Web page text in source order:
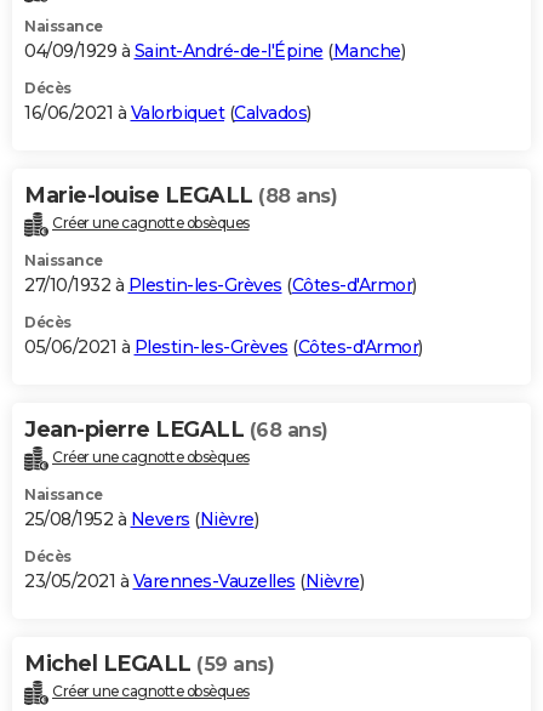
Naissance
04/09/1929 à Saint-André-de-l'Épine (Manche)
Décès
16/06/2021 à Valorbiquet(Calvados)
Marie-louise LEGALL (88 ans)
Créer une cagnotte obsèques
Naissance
27/10/1932 à Plestin-les-Grèves (Côtes-d'Armor)
Décès
05/06/2021 à Plestin-les-Grèves (Côtes-d'Armor)
Jean-pierre LEGALL (68 ans)
Créer une cagnotte obsèques
Naissance
25/08/1952 à Nevers (Nièvre)
Décès
23/05/2021 à Varennes-Vauzelles (Nièvre)
Michel LEGALL (59 ans)
Créer une cagnotte obsèques